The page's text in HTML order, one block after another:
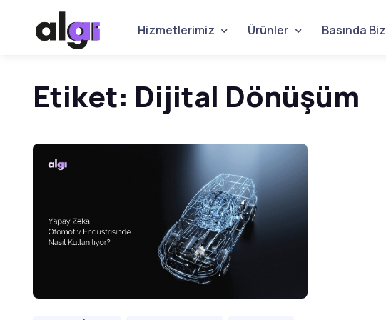
Hizmetlerimiz Ürünler Basında Biz
Etiket: Dijital Dönüşüm